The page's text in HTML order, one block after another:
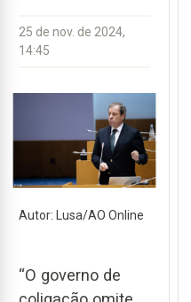
25 de nov. de 2024,
14:45
Autor: Lusa/AO Online
“O governo de